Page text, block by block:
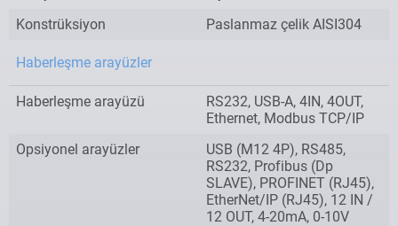
Konstrüksiyon
Paslanmaz çelik AISI304
Haberleşme arayüzler
Haberleşme arayüzü
RS232, USB-A, 4IN, 4OUT,
Ethernet, Modbus TCP/IP
Opsiyonel arayüzler
USB (M12 4P), RS485,
RS232, Profibus (Dp
SLAVE), PROFINET (RJ45),
EtherNet/IP (RJ45), 12 IN /
12 OUT, 4-20mA, 0-10V